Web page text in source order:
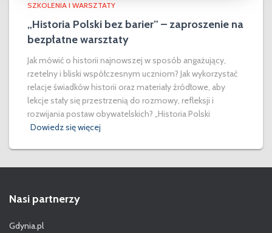
SZKOLENIA I WARSZTATY
„Historia Polski bez barier” – zaproszenie na
bezpłatne warsztaty
Jak mówić o historii najnowszej w sposób angażujący,
rzetelny i bliski współczesnym uczniom? Jak wykorzystać
relacje świadków historii oraz materiały źródłowe, aby
lekcje stały się przestrzenią do rozmowy, refleksji i
rozwijania postaw obywatelskich? „Historia Polski
Dowiedz się więcej
Nasi partnerzy
Gdynia.pl